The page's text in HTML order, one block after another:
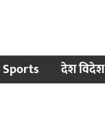
Sports देश विदेश